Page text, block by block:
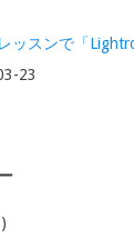
ッスンで「
23